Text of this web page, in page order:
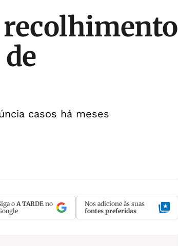
casos há meses
oA TARDE no
Nos adicione às suas
fontes preferidas